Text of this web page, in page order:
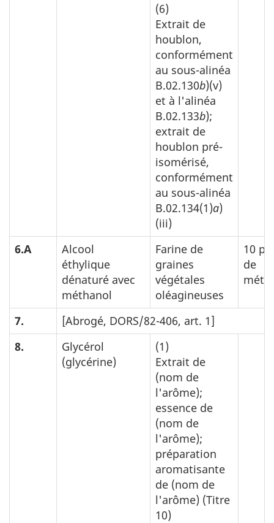
(6)
Extrait de
houblon,
conformément
au sous-alinéa
B.02.130b)(v)
et à l'alinéa
B.02.133b);
extrait de
houblon pré-
isomérisé,
conformément
au sous-alinéa
B.02.134(1)a)
(iii)
6.A
Alcool
éthylique
dénaturé avec
méthanol
Farine de
graines
végétales
oléagineuses
10
de
7.
[Abrogé, DORS/82-406, art. 1]
8.
Glycérol
(glycérine)
(1)
Extrait de
(nom de
l'arôme);
essence de
(nom de
l'arôme);
préparation
aromatisante
de (nom de
l'arôme) (Titre
10)